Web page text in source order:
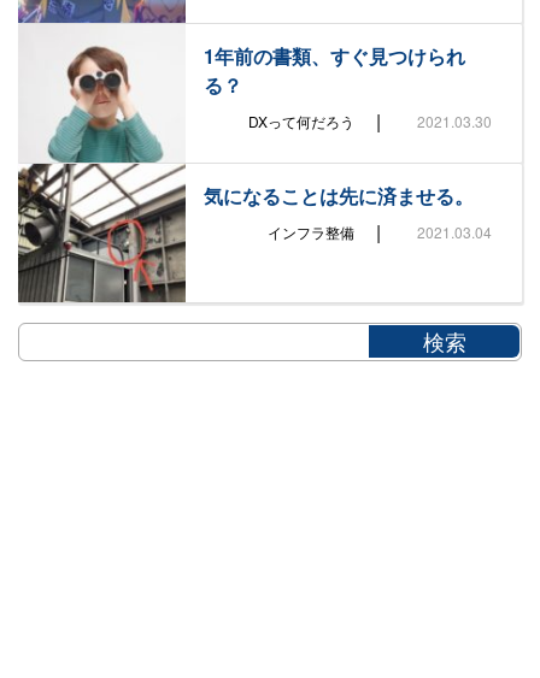
1年前の書類、すぐ見つけられ
る？
DXって何だろう | 2021.03.30
気になることは先に済ませる。
インフラ整備 | 2021.03.04